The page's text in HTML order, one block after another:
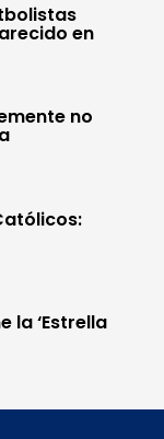
en
no
la ‘Estrella